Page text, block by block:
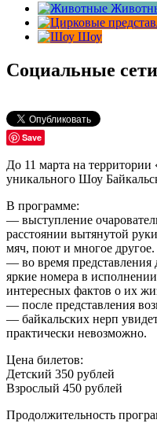
Шоу
Социальные сети
Save
До 11 марта на территории
уникального Шоу
В программе:
— выступление
расстоянии вытянутой
мяч, поют и многое другое.
— во время представления
яркие номера в
интересных фактов о их
— после представления
— байкальских нерп
практически невозможно.
Цена билетов:
Детский 350 рублей
Взрослый 450 рублей
Продолжительность